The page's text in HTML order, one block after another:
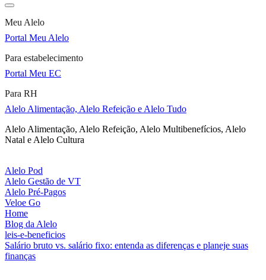
Meu Alelo
Portal Meu Alelo
Para estabelecimento
Portal Meu EC
Para RH
Alelo Alimentação, Alelo Refeição e Alelo Tudo
Alelo Alimentação, Alelo Refeição, Alelo Multibenefícios, Alelo
Natal e Alelo Cultura
Alelo Pod
Alelo Gestão de VT
Alelo Pré-Pagos
Veloe Go
Home
Blog da Alelo
leis-e-beneficios
Salário bruto vs. salário fixo: entenda as diferenças e planeje suas
finanças